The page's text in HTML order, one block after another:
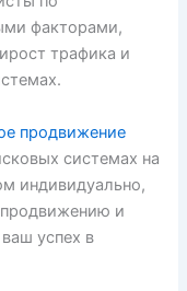
факторами,
трафика и
продвижение
системах на
индивидуально,
продвижению и
успех в